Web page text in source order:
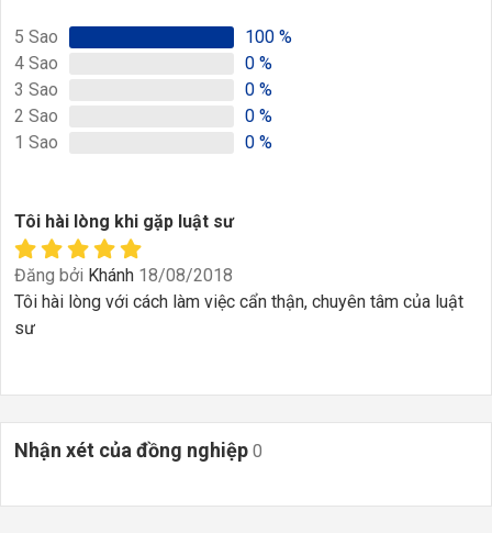
5 Sao 100 %
4 Sao 0 %
3 Sao 0 %
2 Sao 0 %
1 Sao 0 %
Tôi hài lòng khi gặp luật sư
Đăng bởi Khánh 18/08/2018
Tôi hài lòng với cách làm việc cẩn thận, chuyên tâm của luật
sư
Nhận xét của đồng nghiệp 0